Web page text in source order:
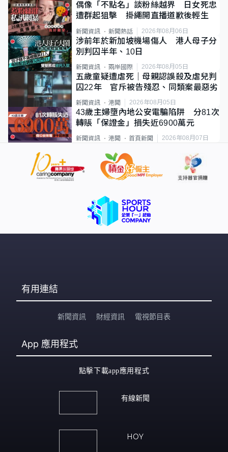
偶像「不點名」談粉絲越界 日女死忠
遭群起狙擊 掛繩開直播道歉後輕生
新聞資訊 新聞熱話 2026年08月06日
涉前年於新加坡機場傷人 港人母子分
別判囚半年、10日
新聞資訊 兩岸國際 2026年08月05日
五歲童疑遭虐死｜母親認誤殺及虐兒判
囚22年 官斥被告殘忍、同類案最惡劣
新聞資訊 港聞 2026年08月05日
43歲主婦墮內地公安電騙陷阱 分81次
轉賬「保證金」損失近6900萬元
新聞資訊 港聞 首頁新聞 2026年08月07日
有用連結
新聞資訊 財經資訊 電視節目表
App 應用程式
點擊下載app應用程式
有線新聞
HOY